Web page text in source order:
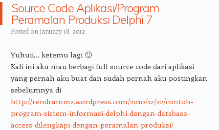
Source Code Aplikasi/Program
Peramalan Produksi Delphi 7
Posted on January 18, 2012
Yuhuii… ketemu lagi 🙂
Kali ini aku mau berbagi full source code dari aplikasi
yang pernah aku buat dan sudah pernah aku postingkan
sebelumnya di
http://rendramm2.wordpress.com/2010/12/22/contoh-
program-sistem-informasi-delphi-dengan-database-
access-dilengkapi-dengan-peramalan-produksi/